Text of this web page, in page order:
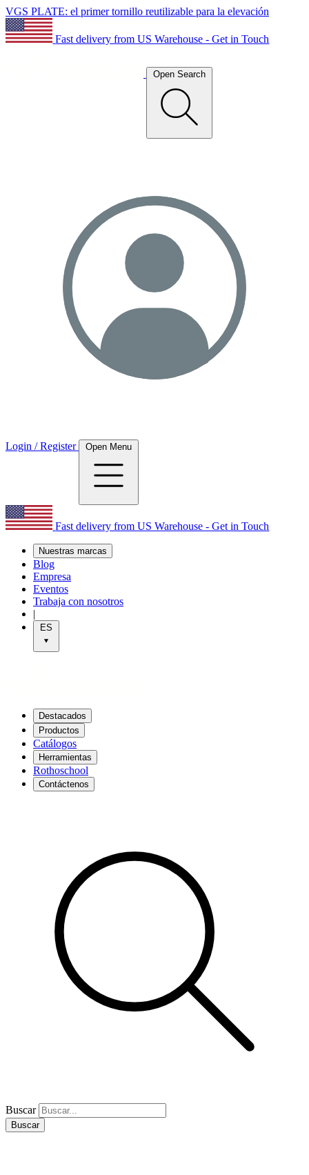
VGS PLATE: el primer tornillo reutilizable para la elevación
Fast delivery from US Warehouse - Get in Touch
Open Search
Login / Register Open Menu
Fast delivery from US Warehouse - Get in Touch
Nuestras marcas
Blog
Empresa
Eventos
Trabaja con nosotros
|
ES
Destacados
Productos
Catálogos
Herramientas
Rothoschool
Contáctenos
Buscar
Buscar